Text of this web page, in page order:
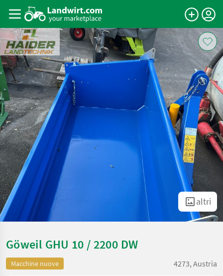
altri
Göweil GHU 10 / 2200 DW
Macchine nuove 4273, Austria